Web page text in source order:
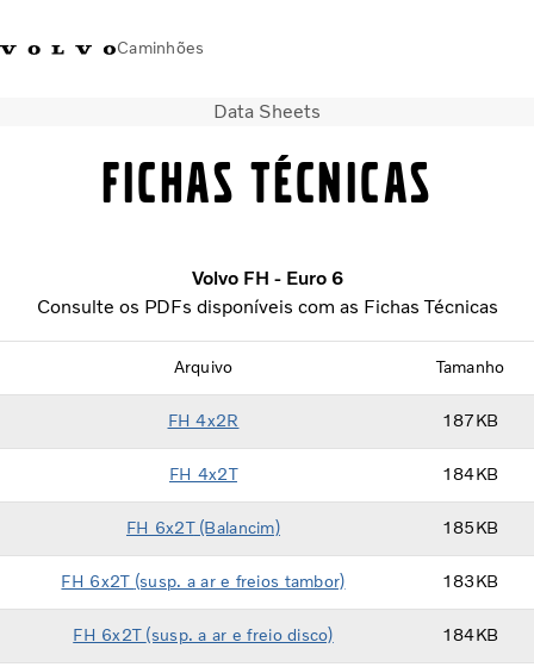
Caminhões
Data Sheets
FICHAS TÉCNICAS
Volvo FH - Euro 6
Consulte os PDFs disponíveis com as Fichas Técnicas
Arquivo Tamanho
FH 4x2R 187KB
FH 4x2T 184KB
FH 6x2T(Balancim) 185KB
FH 6x2T (susp. a ar e freios tambor) 183KB
FH 6x2T (susp. a ar e freio disco) 184KB